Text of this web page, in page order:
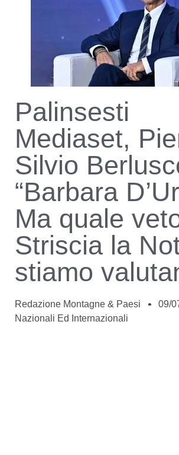
Palinsesti
Mediaset,
Silvio
“Barbara
Ma quale
Striscia la
stiamo
Redazione Montagne & Paesi 09/
Nazionali Ed Internazionali